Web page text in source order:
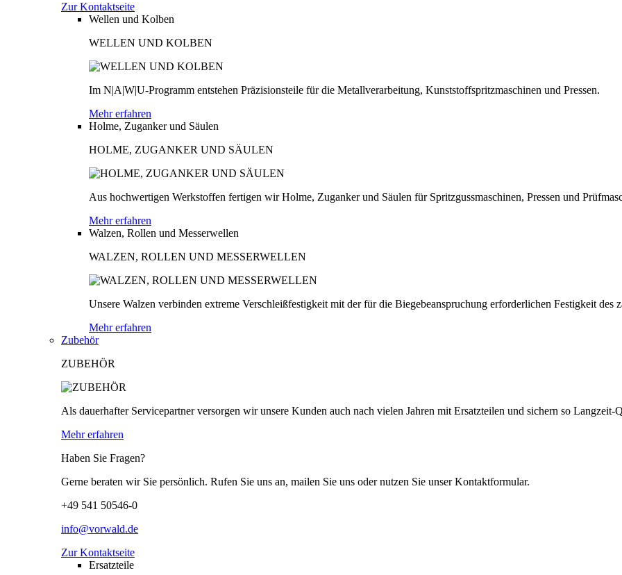
Zur Kontaktseite
Wellen und Kolben
WELLEN UND KOLBEN
Im N|A|W|U-Programm entstehen Präzisionsteile für die Metallverarbeitung, Kunststoffspritzmaschinen und Pressen.
Mehr erfahren
Holme, Zuganker und Säulen
HOLME, ZUGANKER UND SÄULEN
Aus hochwertigen Werkstoffen fertigen wir Holme, Zuganker und Säulen für Spritzgussmaschinen, Pressen und
Mehr erfahren
Walzen, Rollen und Messerwellen
WALZEN, ROLLEN UND MESSERWELLEN
Unsere Walzen verbinden extreme Verschleißfestigkeit mit der für die Biegebeanspruchung erforderlichen Festigkeit des
Mehr erfahren
Zubehör
ZUBEHÖR
Als dauerhafter Servicepartner versorgen wir unsere Kunden auch nach vielen Jahren mit Ersatzteilen und sichern so Langzeit-
Mehr erfahren
Haben Sie Fragen?
Gerne beraten wir Sie persönlich. Rufen Sie uns an, mailen Sie uns oder nutzen Sie unser Kontaktformular.
+49 541 50546-0
info@vorwald.de
Zur Kontaktseite
Ersatzteile